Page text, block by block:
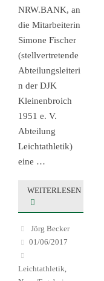
NRW.BANK, an
die Mitarbeiterin
Simone Fischer
(stellvertretende
Abteilungsleiteri
n der DJK
Kleinenbroich
1951 e. V.
Abteilung
Leichtathletik)
eine …
WEITERLESEN
Jörg Becker
01/06/2017
Leichtathletik,